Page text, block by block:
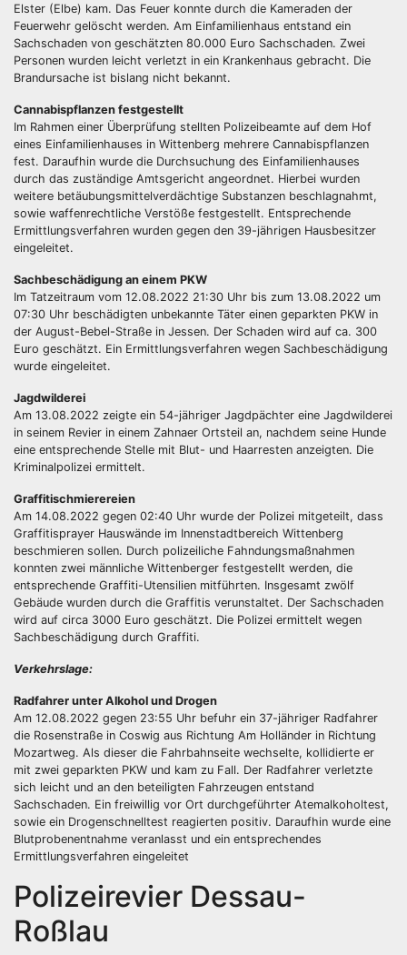
Elster (Elbe) kam. Das Feuer konnte durch die Kameraden der
Feuerwehr gelöscht werden. Am Einfamilienhaus entstand ein
Sachschaden von geschätzten 80.000 Euro Sachschaden. Zwei
Personen wurden leicht verletzt in ein Krankenhaus gebracht. Die
Brandursache ist bislang nicht bekannt.
Cannabispflanzen festgestellt
Im Rahmen einer Überprüfung stellten Polizeibeamte auf dem Hof
eines Einfamilienhauses in Wittenberg mehrere Cannabispflanzen
fest. Daraufhin wurde die Durchsuchung des Einfamilienhauses
durch das zuständige Amtsgericht angeordnet. Hierbei wurden
weitere betäubungsmittelverdächtige Substanzen beschlagnahmt,
sowie waffenrechtliche Verstöße festgestellt. Entsprechende
Ermittlungsverfahren wurden gegen den 39-jährigen Hausbesitzer
eingeleitet.
Sachbeschädigung an einem PKW
Im Tatzeitraum vom 12.08.2022 21:30 Uhr bis zum 13.08.2022 um
07:30 Uhr beschädigten unbekannte Täter einen geparkten PKW in
der August-Bebel-Straße in Jessen. Der Schaden wird auf ca. 300
Euro geschätzt. Ein Ermittlungsverfahren wegen Sachbeschädigung
wurde eingeleitet.
Jagdwilderei
Am 13.08.2022 zeigte ein 54-jähriger Jagdpächter eine Jagdwilderei
in seinem Revier in einem Zahnaer Ortsteil an, nachdem seine Hunde
eine entsprechende Stelle mit Blut- und Haarresten anzeigten. Die
Kriminalpolizei ermittelt.
Graffitischmierereien
Am 14.08.2022 gegen 02:40 Uhr wurde der Polizei mitgeteilt, dass
Graffitisprayer Hauswände im Innenstadtbereich Wittenberg
beschmieren sollen. Durch polizeiliche Fahndungsmaßnahmen
konnten zwei männliche Wittenberger festgestellt werden, die
entsprechende Graffiti-Utensilien mitführten. Insgesamt zwölf
Gebäude wurden durch die Graffitis verunstaltet. Der Sachschaden
wird auf circa 3000 Euro geschätzt. Die Polizei ermittelt wegen
Sachbeschädigung durch Graffiti.
Verkehrslage:
Radfahrer unter Alkohol und Drogen
Am 12.08.2022 gegen 23:55 Uhr befuhr ein 37-jähriger Radfahrer
die Rosenstraße in Coswig aus Richtung Am Holländer in Richtung
Mozartweg. Als dieser die Fahrbahnseite wechselte, kollidierte er
mit zwei geparkten PKW und kam zu Fall. Der Radfahrer verletzte
sich leicht und an den beteiligten Fahrzeugen entstand
Sachschaden. Ein freiwillig vor Ort durchgeführter Atemalkoholtest,
sowie ein Drogenschnelltest reagierten positiv. Daraufhin wurde eine
Blutprobenentnahme veranlasst und ein entsprechendes
Ermittlungsverfahren eingeleitet
Polizeirevier Dessau-
Roßlau